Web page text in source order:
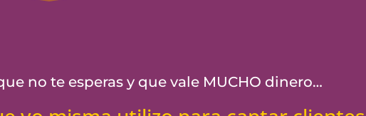
no te esperas y que vale MUCHO dinero…